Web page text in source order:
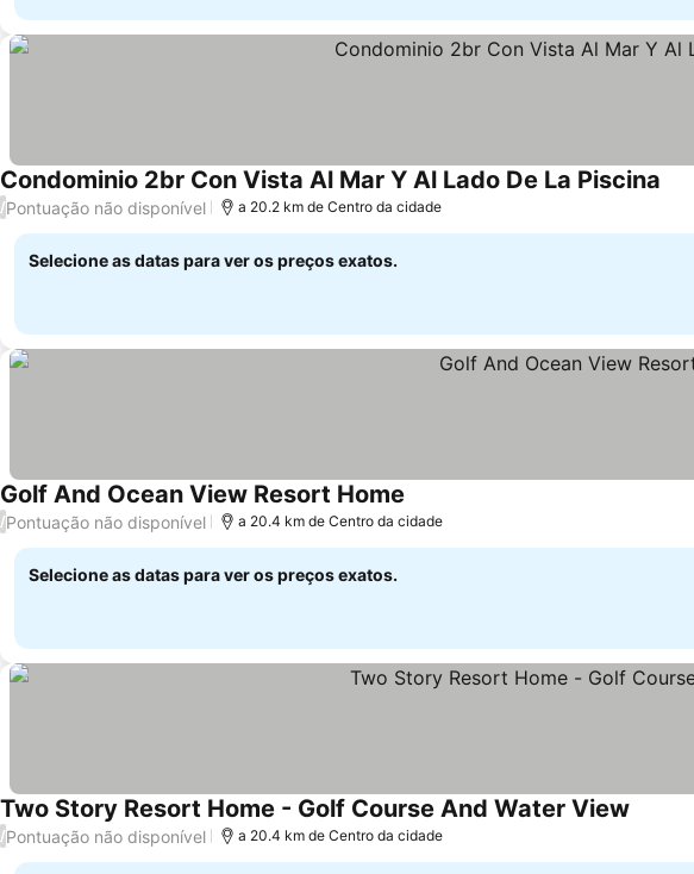
Condominio 2br Con Vista Al Mar Y Al Lado De La Piscina
/Pontuação não disponível a 20.2 km de Centro da cidade
Selecione as datas para ver os preços exatos.
Golf And Ocean View Resort Home
/Pontuação não disponível a 20.4 km de Centro da cidade
Selecione as datas para ver os preços exatos.
Two Story Resort Home - Golf Course And Water View
/Pontuação não disponível a 20.4 km de Centro da cidade